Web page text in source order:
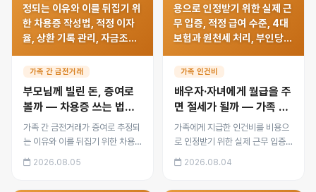
정되는 이유와 이를 뒤집기 위
한 차용증 작성법, 적정 이자
율, 상환 기록 관리, 자금조달
실제로 확인하는 항목을 정리
가족 간 금전거래
부모님께 빌린 돈, 증여로
볼까 — 차용증 쓰는 법과
자금출처조사 대비
가족 간 금전거래가 증여로 추정되
는 이유와 이를 뒤집기 위한 차용
증 작성법, 적정 이자율, 상환 기록
관리, 자금조달계획서와 자금출처
2026.08.05
용으로 인정받기 위한 실제 근
무 입증, 적정 급여 수준, 4대
보험과 원천세 처리, 부인당했
제까지 정리했습니다.
가족 인건비
배우자·자녀에게 월급을 주
면 절세가 될까 — 가족 인
건비 인정 요건과 위험
가족에게 지급한 인건비를 비용으
로 인정받기 위한 실제 근무 입증,
적정 급여 수준, 4대보험과 원천세
처리, 부인당했을 때의 추징 구조
2026.08.04